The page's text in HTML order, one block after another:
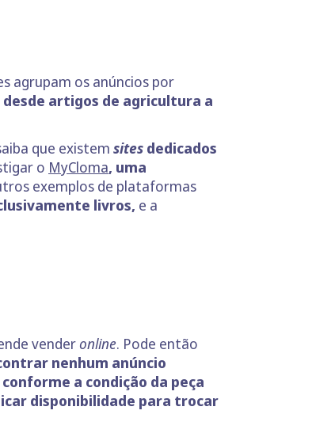
agrupam os anúncios por
desde artigos de agricultura a
que existem sites dedicados
o MyCloma, uma
exemplos de plataformas
livros, e a
vender online. Pode então
nenhum anúncio
a condição da peça
disponibilidade para trocar